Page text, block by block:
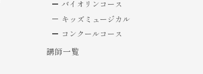
バイオリンコース
キッズミュージカル
コンクールコース
講師一覧